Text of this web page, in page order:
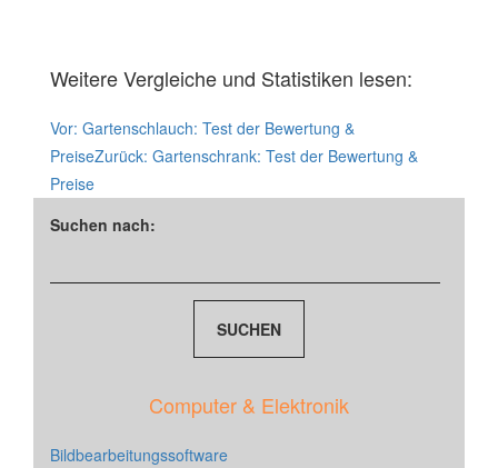
Weitere Vergleiche und Statistiken lesen:
Vor: Gartenschlauch: Test der Bewertung &
PreiseZurück: Gartenschrank: Test der Bewertung &
Preise
Suchen nach:
Computer & Elektronik
Bildbearbeitungssoftware